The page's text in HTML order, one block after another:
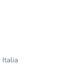
Italia